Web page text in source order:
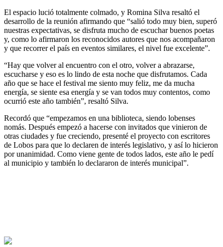
El espacio lució totalmente colmado, y Romina Silva resaltó el
desarrollo de la reunión afirmando que “salió todo muy bien, superó
nuestras expectativas, se disfruta mucho de escuchar buenos poetas
y, como lo afirmaron los reconocidos autores que nos acompañaron
y que recorrer el país en eventos similares, el nivel fue excelente”.
“Hay que volver al encuentro con el otro, volver a abrazarse,
escucharse y eso es lo lindo de esta noche que disfrutamos. Cada
año que se hace el festival me siento muy feliz, me da mucha
energía, se siente esa energía y se van todos muy contentos, como
ocurrió este año también”, resaltó Silva.
Recordó que “empezamos en una biblioteca, siendo lobenses
nomás. Después empezó a hacerse con invitados que vinieron de
otras ciudades y fue creciendo, presenté el proyecto con escritores
de Lobos para que lo declaren de interés legislativo, y así lo hicieron
por unanimidad. Como viene gente de todos lados, este año le pedí
al municipio y también lo declararon de interés municipal”.